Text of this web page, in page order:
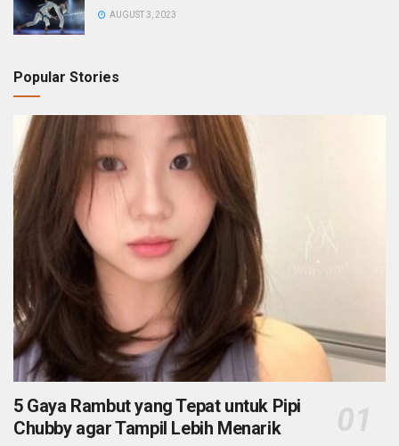
AUGUST 3, 2023
Popular Stories
5 Gaya Rambut yang Tepat untuk Pipi
Chubby agar Tampil Lebih Menarik